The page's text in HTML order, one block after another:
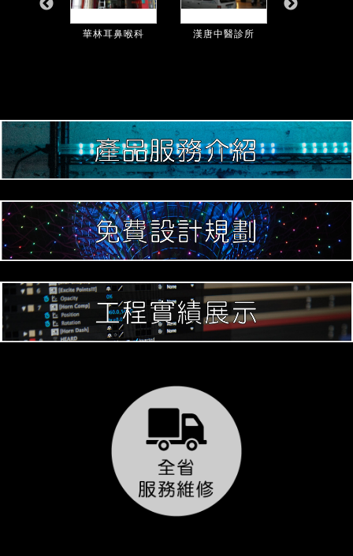
華林耳鼻喉科 漢唐中醫診所